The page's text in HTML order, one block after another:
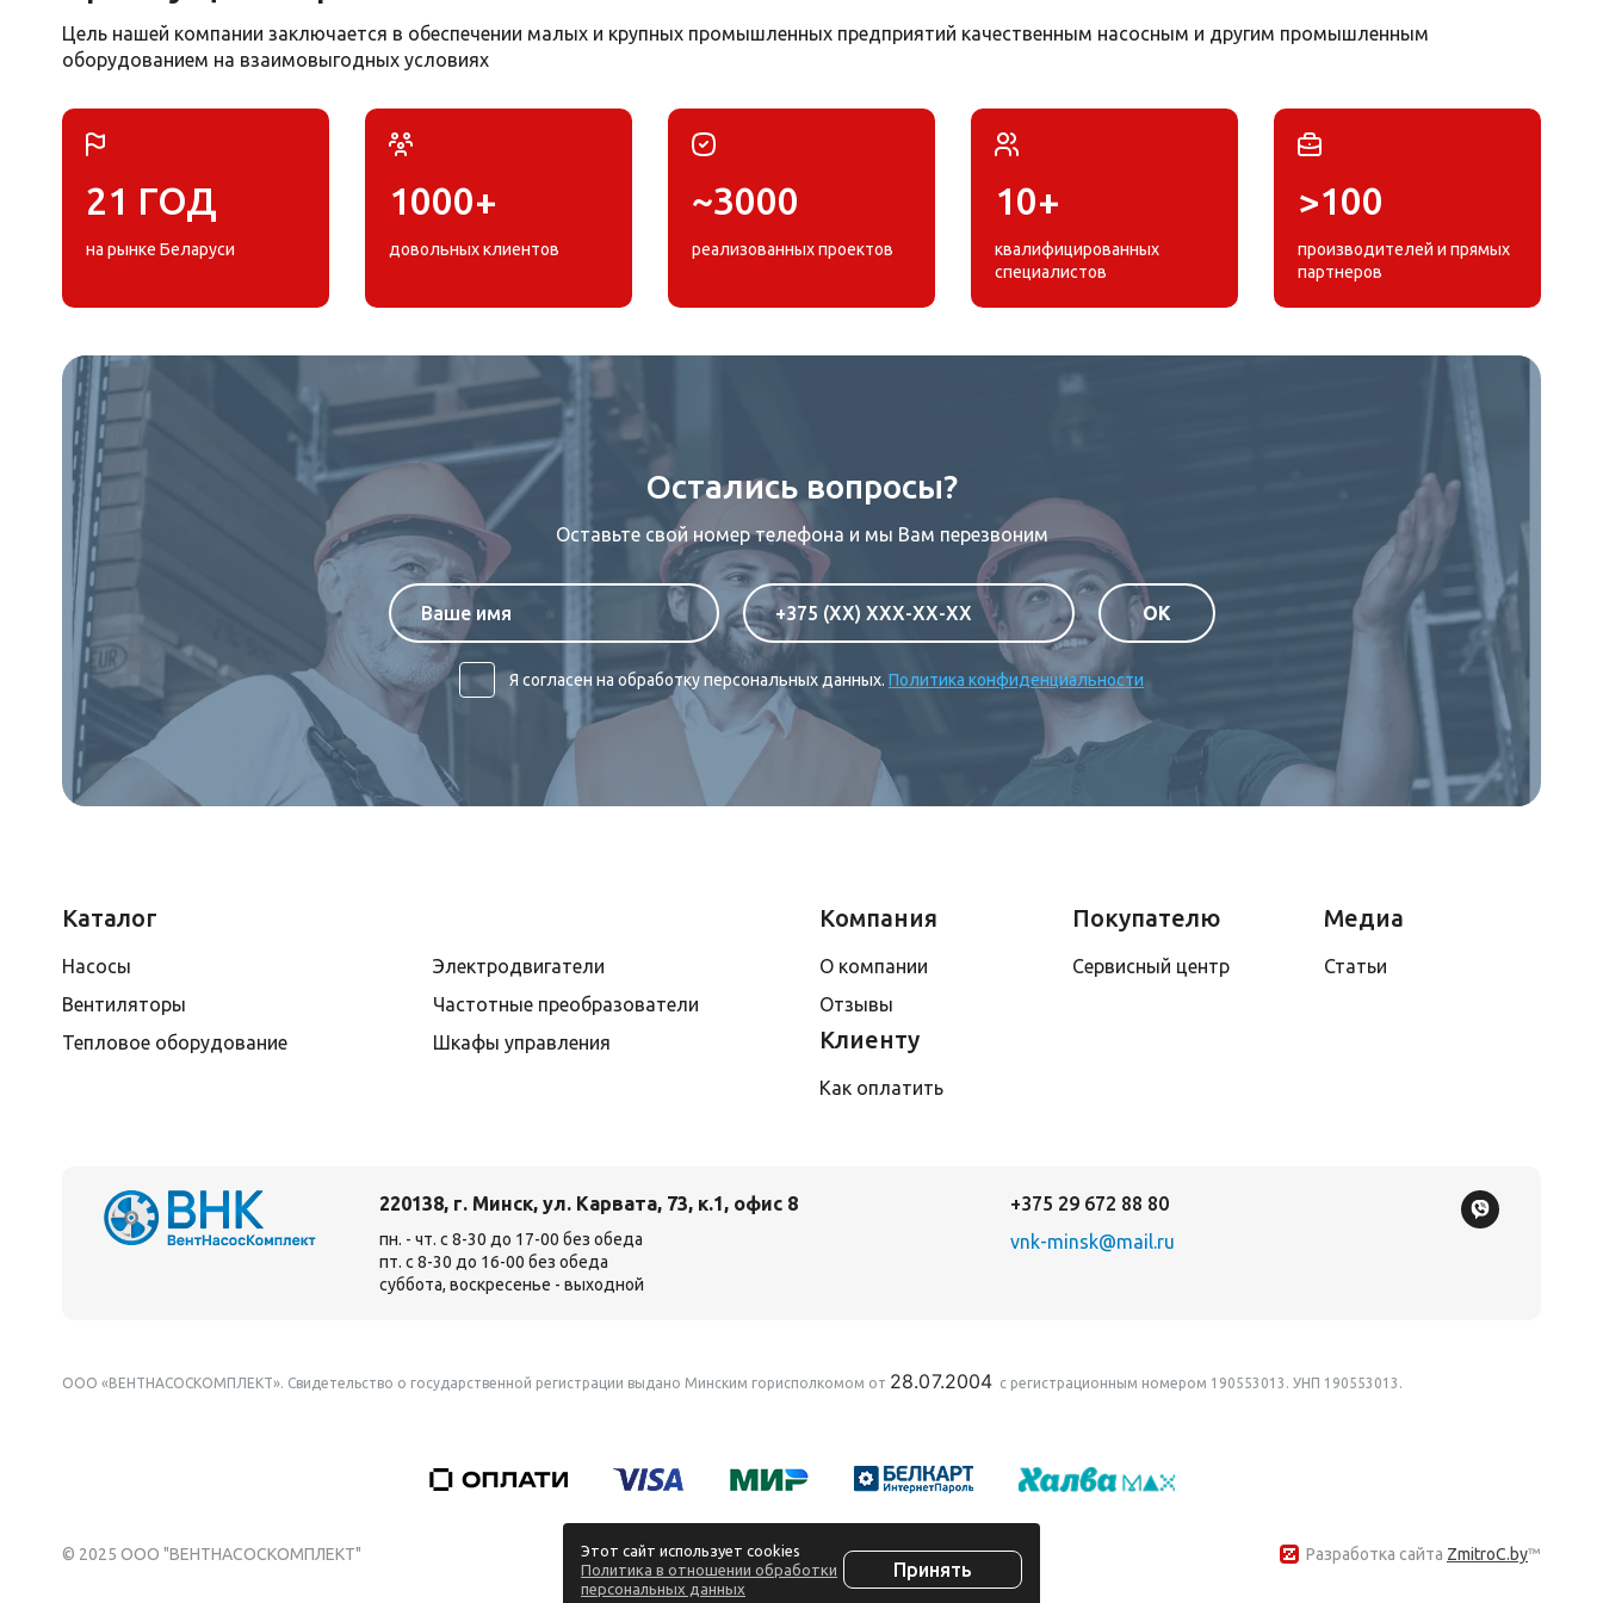
Цель нашей компании заключается в обеспечении малых и крупных промышленных предприятий качественным насосным и другим промышленным
оборудованием на взаимовыгодных условиях
21 ГОД
на рынке Беларуси
1000+
довольных клиентов
~3000
реализованных проектов
10+
квалифицированных
специалистов
>100
производителей и прямых
партнеров
Остались вопросы?
Оставьте свой номер телефона и мы Вам перезвоним
ОК
Я согласен на обработку персональных данных. Политика конфиденциальности
Каталог
Насосы
Вентиляторы
Тепловое оборудование
Электродвигатели
Частотные преобразователи
Шкафы управления
Компания
О компании
Отзывы
Покупателю
Сервисный центр
Медиа
Статьи
Клиенту
Как оплатить
220138, г. Минск, ул. Карвата, 73, к.1, офис 8
пн. - чт. с 8-30 до 17-00 без обеда
пт. с 8-30 до 16-00 без обеда
суббота, воскресенье - выходной
+375 29 672 88 80
vnk-minsk@mail.ru
ООО «ВЕНТНАСОСКОМПЛЕКТ». Свидетельство о государственной регистрации выдано Минским горисполкомом от 28.07.2004 с регистрационным номером 190553013. УНП 190553013.
© 2025 ООО "ВЕНТНАСОСКОМПЛЕКТ" Разработка сайта ZmitroC.by™
Этот сайт использует cookies
Политика в отношении обработки
персональных данных
Принять